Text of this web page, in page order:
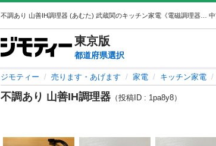
東京版
都道府県選択
ジモティー 売ります・あげます 家電 キッチン家電
不調あり 山善IH調理器 （投稿ID : 1pa8y8）